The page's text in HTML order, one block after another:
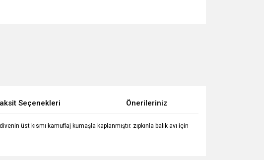
Seçenekleri Önerileriniz
üst kısmı kamuflaj kumaşla kaplanmıştır. zıpkınla balık avı için